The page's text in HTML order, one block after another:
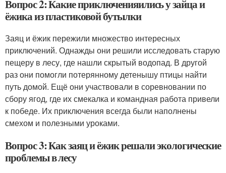
Вопрос 2: Какие приключенияились у зайца и
ёжика из пластиковой бутылки
Заяц и ёжик пережили множество интересных
приключений. Однажды они решили исследовать старую
пещеру в лесу, где нашли скрытый водопад. В другой
раз они помогли потерянному детенышу птицы найти
путь домой. Ещё они участвовали в соревновании по
сбору ягод, где их смекалка и командная работа привели
к победе. Их приключения всегда были наполнены
смехом и полезными уроками.
Вопрос 3: Как заяц и ёжик решали экологические
проблемы в лесу